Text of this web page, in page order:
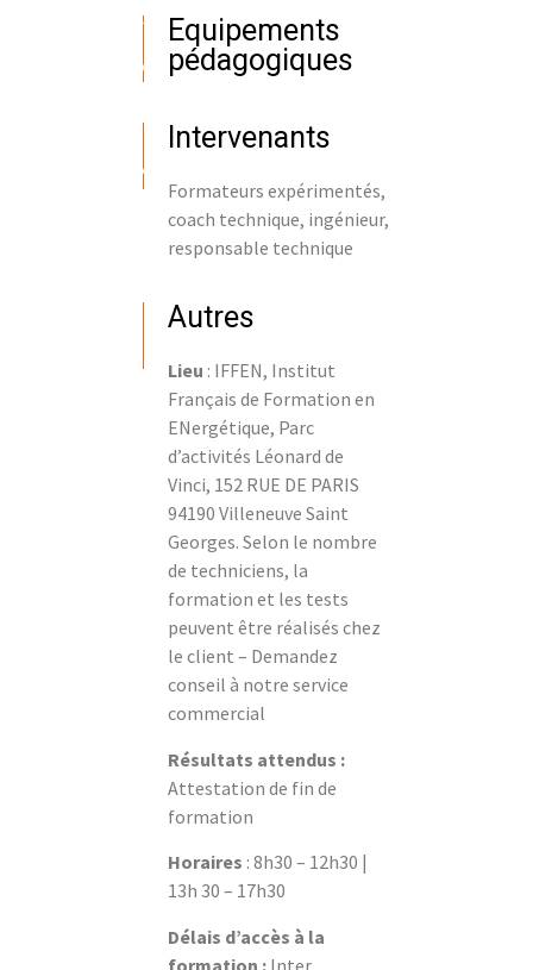
Equipements
pédagogiques
Intervenants
Formateurs expérimentés,
coach technique, ingénieur,
responsable technique
Autres
Lieu : IFFEN, Institut
Français de Formation en
ENergétique, Parc
d’activités Léonard de
Vinci, 152 RUE DE PARIS
94190 Villeneuve Saint
Georges. Selon le nombre
de techniciens, la
formation et les tests
peuvent être réalisés chez
le client – Demandez
conseil à notre service
commercial
Résultats attendus :
Attestation de fin de
formation
Horaires : 8h30 – 12h30 |
13h 30 – 17h30
Délais d’accès à la
formation : Inter